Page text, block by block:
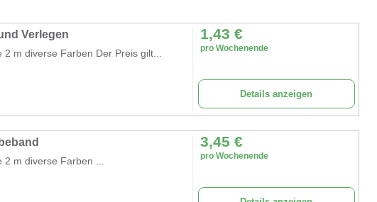
Verlegen
m diverse Farben Der Preis gilt...
1,43 €
pro Wochenende
Details anzeigen
m diverse Farben ...
3,45 €
pro Wochenende